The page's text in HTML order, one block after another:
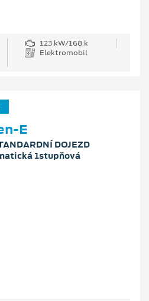
123 kW/168 k
Elektromobil
E
DOJEZD
1stupňová